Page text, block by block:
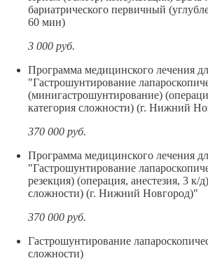
бариатрического первичный
60 мин)
3 000 руб.
Программа медицинского лечения
"Гастрошунтирование
(минигастрошунтирование)
категория сложности) (г. Нижний
370 000 руб.
Программа медицинского лечения
"Гастрошунтирование
резекция) (операция, анестезия, 3 к/
сложности) (г. Нижний Новгород)"
370 000 руб.
Гастрошунтирование
сложности)